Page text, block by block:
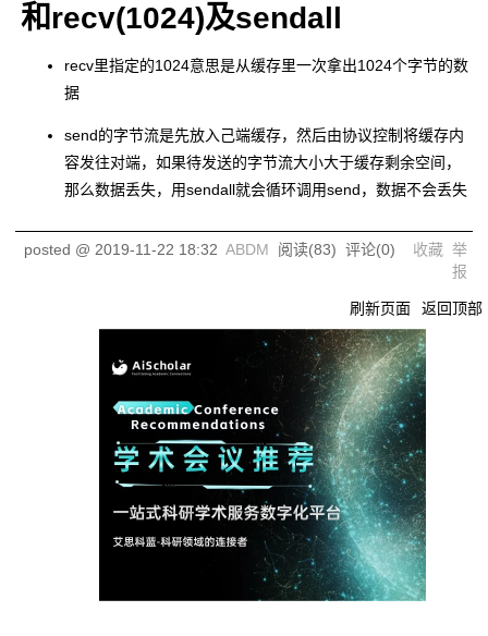
和recv(1024)及sendall
recv里指定的1024意思是从缓存里一次拿出1024个字节的数
据
send的字节流是先放入己端缓存，然后由协议控制将缓存内
容发往对端，如果待发送的字节流大小大于缓存剩余空间，
那么数据丢失，用sendall就会循环调用send，数据不会丢失
posted @ 2019-11-22 18:32 ABDM 阅读(83) 评论(0) 收藏 举
报
刷新页面 返回顶部